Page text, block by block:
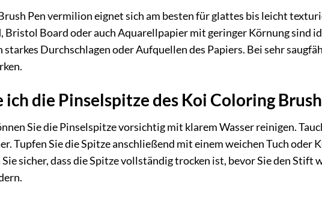
Pen vermilion eignet sich am besten für glattes bis leicht
Board oder auch Aquarellpapier mit geringer Körnung sind
Durchschlagen oder Aufquellen des Papiers. Bei sehr
die Pinselspitze des Koi Coloring
Sie die Pinselspitze vorsichtig mit klarem Wasser reinigen.
Tupfen Sie die Spitze anschließend mit einem weichen Tuch oder
sicher, dass die Spitze vollständig trocken ist, bevor Sie den